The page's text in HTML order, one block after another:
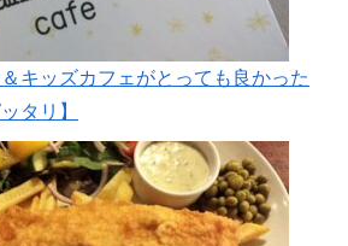
キッズカフェがとっても良かった
タリ】